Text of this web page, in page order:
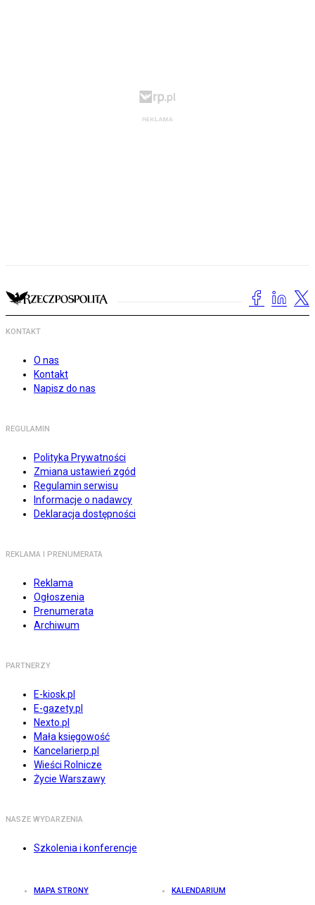
KONTAKT
O nas
Kontakt
Napisz do nas
REGULAMIN
Polityka Prywatności
Zmiana ustawień zgód
Regulamin serwisu
Informacje o nadawcy
Deklaracja dostępności
REKLAMA I PRENUMERATA
Reklama
Ogłoszenia
Prenumerata
Archiwum
PARTNERZY
E-kiosk.pl
E-gazety.pl
Nexto.pl
Mała księgowość
Kancelarierp.pl
Wieści Rolnicze
Życie Warszawy
NASZE WYDARZENIA
Szkolenia i konferencje
MAPA STRONY KALENDARIUM